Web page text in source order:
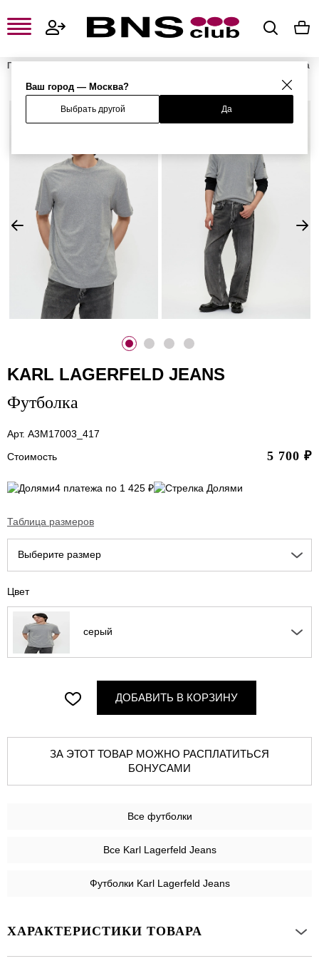
Ваш город — Москва?
Выбрать другой Да
Главная
Мужская одежда
KARL LAGERFELD JEANS
Футболка
Арт. A3M17003_417
Стоимость
5 700 ₽
4 платежа по 1 425 ₽
Таблица размеров
Выберите размер
Цвет
серый
ДОБАВИТЬ В КОРЗИНУ
ЗА ЭТОТ ТОВАР МОЖНО РАСПЛАТИТЬСЯ
БОНУСАМИ
Все футболки
Все Karl Lagerfeld Jeans
Футболки Karl Lagerfeld Jeans
ХАРАКТЕРИСТИКИ ТОВАРА